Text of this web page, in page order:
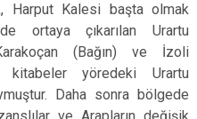
Harput Kalesi başta olmak
ortaya çıkarılan Urartu
(Bağın) ve İzoli
kitabeler yöredeki Urartu
Daha sonra bölgede